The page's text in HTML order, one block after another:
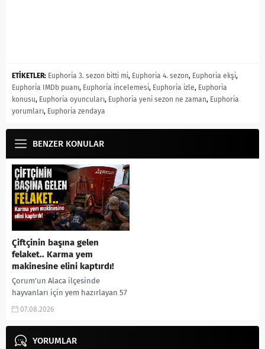
ETİKETLER: Euphoria 3. sezon bitti mi, Euphoria 4. sezon, Euphoria ekşi,
Euphoria IMDb puanı, Euphoria incelemesi, Euphoria izle, Euphoria
konusu, Euphoria oyuncuları, Euphoria yeni sezon ne zaman, Euphoria
yorumları, Euphoria zendaya
BENZER KONULAR
Çiftçinin başına gelen
felaket.. Karma yem
makinesine elini kaptırdı!
Çorum’un Alaca ilçesinde
hayvanları için yem hazırlayan 57
yaşındaki çiftçi, elini yem karma
ağır yaralandı. Olay, Alaca...
07.08.2026
YORUMLAR